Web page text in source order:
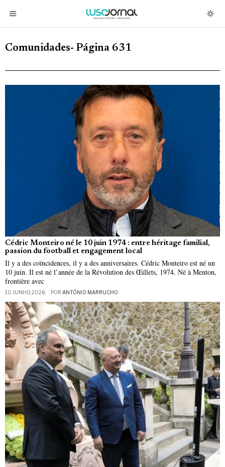
Comunidades- Página 631
Cédric Monteiro né le 10 juin 1974 : entre héritage familial,
passion du football et engagement local
Il y a des coïncidences, il y a des anniversaires. Cédric Monteiro est né un
10 juin. Il est né l’année de la Révolution des Œillets, 1974. Né à Menton,
frontière avec
10 JUNHO, 2026 POR ANTÓNIO MARRUCHO